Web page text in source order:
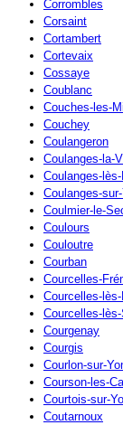
Corrombles
Corsaint
Cortambert
Cortevaix
Cossaye
Coublanc
Couches-les-
Couchey
Coulangeron
Coulanges-la-
Coulanges-
Coulanges-
Coulmier-le-
Coulours
Couloutre
Courban
Courcelles-
Courcelles-
Courcelles-
Courgenay
Courgis
Courlon-sur-
Courson-les-
Courtois-sur-
Coutarnoux